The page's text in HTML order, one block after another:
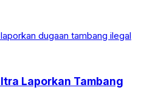
Laporkan Tambang